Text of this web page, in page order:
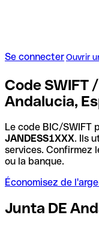
Se connecterOuvrir
Code SWIFT
Andalucia,
Le code BIC/SWIFT
JANDESS1XXX. Ils
services. Confirmez
ou la banque.
Économisez de
Junta DE